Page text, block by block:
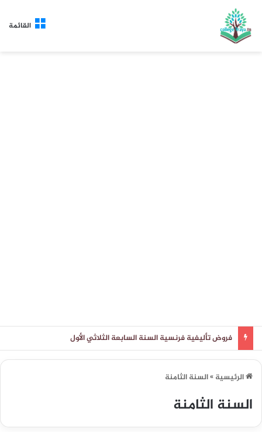
القائمة
فروض تأليفية فرنسية السنة السابعة الثلاثي الأول
الرئيسية»السنة الثامنة
السنة الثامنة